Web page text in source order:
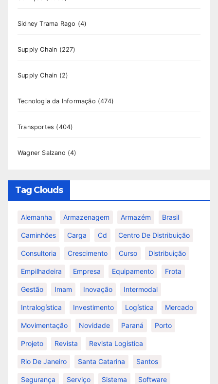
Sidney Trama Rago (4)
Supply Chain (227)
Supply Chain (2)
Tecnologia da Informação (474)
Transportes (404)
Wagner Salzano (4)
Tag Clouds
Alemanha Armazenagem Armazém Brasil
Caminhões Carga Cd Centro De Distribuição
Consultoria Crescimento Curso Distribuição
Empilhadeira Empresa Equipamento Frota
Gestão Imam Inovação Intermodal
Intralogística Investimento Logística Mercado
Movimentação Novidade Paraná Porto
Projeto Revista Revista Logística
Rio De Janeiro Santa Catarina Santos
Segurança Serviço Sistema Software